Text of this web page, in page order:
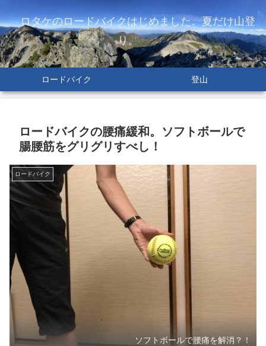
ロタケのロードバイクはじめました。夏だけ山登
り。
ロードバイク 登山
ロードバイクの腰痛緩和。ソフトボールで
腸腰筋をグリグリすべし！
ロードバイク
ソフトボールで腰痛を解消？！